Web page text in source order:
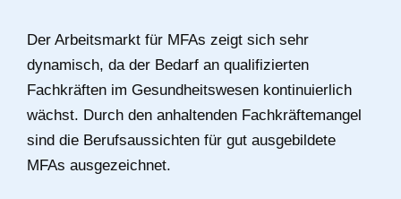
Der Arbeitsmarkt für MFAs zeigt sich sehr
dynamisch, da der Bedarf an qualifizierten
Fachkräften im Gesundheitswesen kontinuierlich
wächst. Durch den anhaltenden Fachkräftemangel
sind die Berufsaussichten für gut ausgebildete
MFAs ausgezeichnet.